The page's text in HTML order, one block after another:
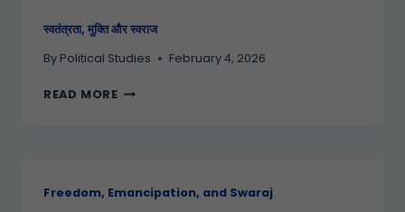
स्वतंत्रता, मुक्ति और स्वराज
By Political Studies February 4, 2026
READ MORE
Freedom, Emancipation, and Swaraj